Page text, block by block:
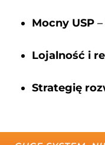
Mocny USP –
Lojalność i
Strategię